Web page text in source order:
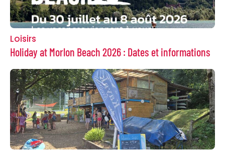
Loisirs
Holiday at Morlon Beach 2026 : Dates et informations